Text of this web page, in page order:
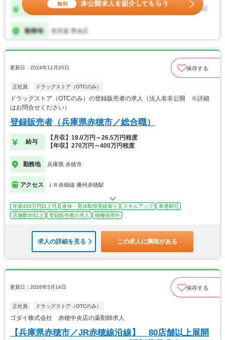
更新日：2024年11月20日 保存する
正社員 ドラッグストア（OTCのみ）
ドラッグストア（OTCのみ）の登録販売者の求人（法人名非公開 ※詳細
はお問合せください）
登録販売者（兵庫県赤穂市／総合職）
給与
【月収】18.0万円～26.5万円程度
【年収】270万円～400万円程度
勤務地 兵庫県 赤穂市
アクセス ＪＲ赤穂線 播州赤穂駅
年収400万円以上可 産休・育休取得実績有り スキルアップ
車通勤可
店舗数30以上
登録販売者の求人 積極採用中
求人の詳細を見る この求人に興味がある
更新日：2026年5月14日 保存する
正社員 ドラッグストア（OTCのみ）
ゴダイ株式会社 赤穂中央店の薬剤師求人
【兵庫県赤穂市／JR赤穂線沿線】 80店舗以上展開